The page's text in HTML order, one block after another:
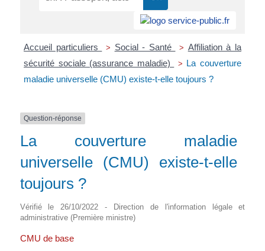
Accueil particuliers > Social - Santé > Affiliation à la
sécurité sociale (assurance maladie)
> La couverture
maladie universelle (CMU) existe-t-elle toujours ?
Question-réponse
La couverture maladie
universelle (CMU) existe-t-elle
toujours ?
Vérifié le 26/10/2022 - Direction de l'information légale et
administrative (Première ministre)
CMU de base